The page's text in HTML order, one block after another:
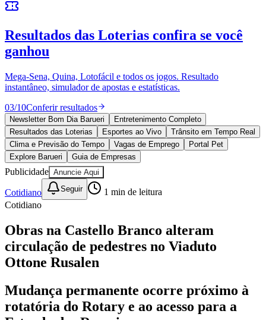
Anuncie no Portal
Cadastrar Empresa
Divulgar Vagas
Política
Esportes
Saúde
Segurança
Cultura
Meio Ambiente
Obras
Educação
Bairros de Barueri
AldeiaAldeia da Serra Aldeia de BarueriAlphavilleBairro
JubranBelvalBethavilleBoa
VistaCalifórniaCarapicuíba
MilitarItapeviJandiraJardim AudirJardim Belval Jardim
Califórnia
Jardim dos Altos
EsperançaJardim GrazielaJardim IracemaJardim ItaquitiJardim
Resultados das Loterias confira se você
ganhou
Mega-Sena, Quina, Lotofácil e todos os jogos. Resultado
instantâneo, simulador de apostas e estatísticas.
03/10Conferir resultados
Newsletter Bom Dia Barueri
Entretenimento Completo
Resultados das Loterias
Esportes ao Vivo
Trânsito em Tempo Real
Clima e Previsão do Tempo
Vagas de Emprego
Portal Pet
Explore Barueri
Guia de Empresas
Publicidade Anuncie Aqui
Cotidiano Seguir 1 min de leitura
Cotidiano
Obras na Castello Branco alteram
circulação de pedestres no Viaduto
Ottone Rusalen
Mudança permanente ocorre próximo à
rotatória do Rotary e ao acesso para a